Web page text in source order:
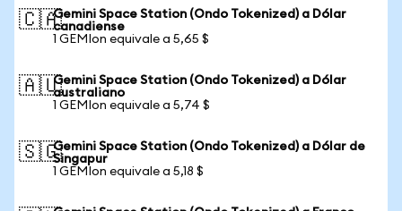
🇨🇦Gemini Space Station (Ondo Tokenized) a Dólar
canadiense
1 GEMIon equivale a 5,65 $
🇦🇺Gemini Space Station (Ondo Tokenized) a Dólar
australiano
1 GEMIon equivale a 5,74 $
🇸🇬Gemini Space Station (Ondo Tokenized) a Dólar de
Singapur
1 GEMIon equivale a 5,18 $